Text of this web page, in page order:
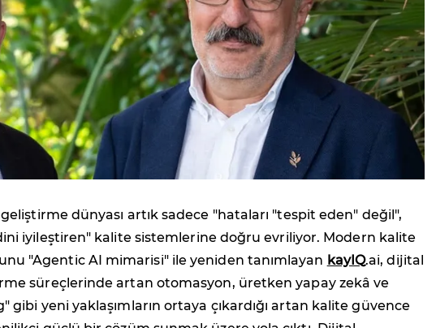
dünyası artık sadece "hataları "tespit eden" değil",
iyileştiren" kalite sistemlerine doğru evriliyor. Modern kalite
"Agentic AI mimarisi" ile yeniden tanımlayan kayIQ.ai, dijital
süreçlerinde artan otomasyon, üretken yapay zekâ ve
gibi yeni yaklaşımların ortaya çıkardığı artan kalite güvence